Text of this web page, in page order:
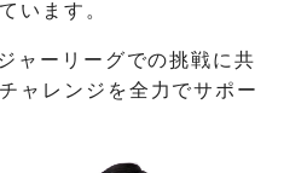
います。
ャーリーグでの挑戦に共
ャレンジを全力でサポー